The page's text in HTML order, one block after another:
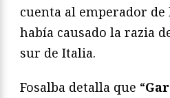
cuenta al emperador de
había causado la razia
sur de Italia.
Fosalba detalla que “